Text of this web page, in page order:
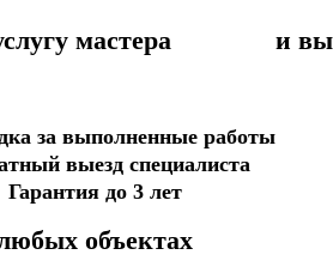
мастера
и вы
за выполненные работы
выезд специалиста
Гарантия до 3 лет
объектах